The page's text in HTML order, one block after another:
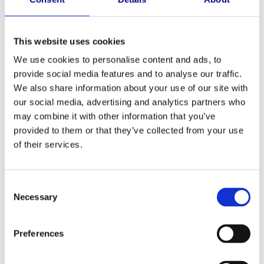
This website uses cookies
We use cookies to personalise content and ads, to
provide social media features and to analyse our traffic.
We also share information about your use of our site with
our social media, advertising and analytics partners who
may combine it with other information that you’ve
provided to them or that they’ve collected from your use
of their services.
Selection
Necessary
Preferences
56,93
56,93 excl. btw
Op voorraad
Stalen leuning van ronde buis Product in nabestelling? Dan is de
levertijd 4-6 weken. Lees meer
Handregel/leuning
mm